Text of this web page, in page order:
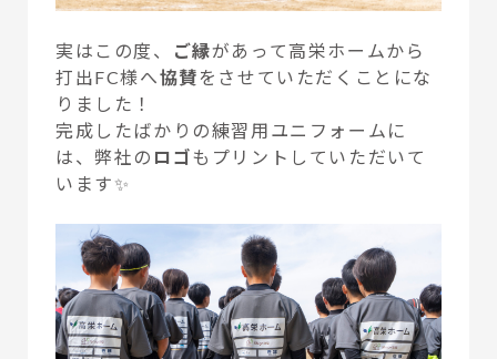
実はこの度、 ご縁があって高栄ホームから
打出FC様へ協賛 をさせていただくことにな
りました！
完成したばかりの練習用ユニフォームに
は、弊社の ロゴもプリントしていただいて
います✨